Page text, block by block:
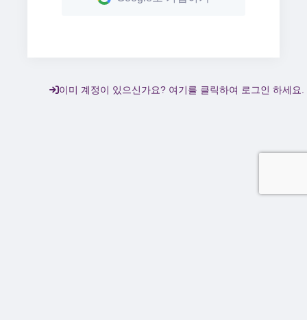
이미 계정이 있으신가요? 여기를 클릭하여 로그인 하세요.